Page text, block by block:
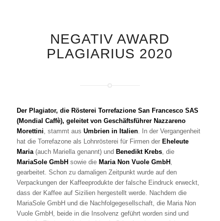
NEGATIV AWARD
PLAGIARIUS 2020
Der Plagiator, die Rösterei Torrefazione San Francesco SAS
(Mondial Caffè), geleitet von Geschäftsführer Nazzareno
Morettini, stammt aus Umbrien in Italien. In der Vergangenheit
hat die Torrefazone als Lohnrösterei für Firmen der Eheleute
Maria (auch Mariella genannt) und Benedikt Krebs, die
MariaSole GmbH sowie die Maria Non Vuole GmbH ,
gearbeitet. Schon zu damaligen Zeitpunkt wurde auf den
Verpackungen der Kaffeeprodukte der falsche Eindruck erweckt,
dass der Kaffee auf Sizilien hergestellt werde. Nachdem die
MariaSole GmbH und die Nachfolgegesellschaft, die Maria Non
Vuole GmbH, beide in die Insolvenz geführt worden sind und